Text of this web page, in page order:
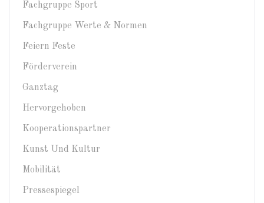
Fachgruppe Sport
Fachgruppe Werte & Normen
Feiern Feste
Förderverein
Ganztag
Hervorgehoben
Kooperationspartner
Kunst Und Kultur
Mobilität
Pressespiegel